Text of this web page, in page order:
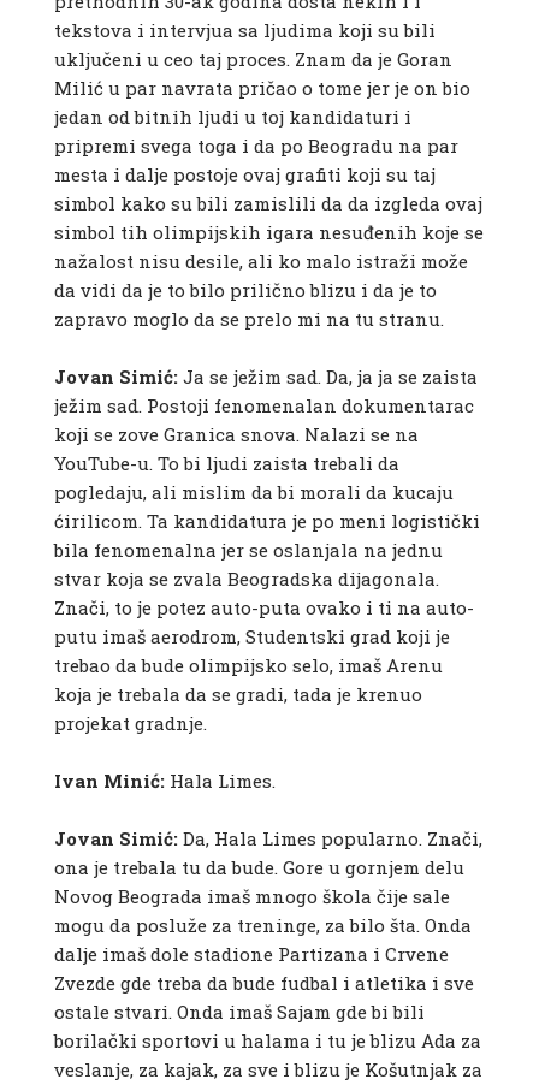
tekstova i intervjua sa ljudima koji su bili
uključeni u ceo taj proces. Znam da je Goran
Milić u par navrata pričao o tome jer je on bio
jedan od bitnih ljudi u toj kandidaturi i
pripremi svega toga i da po Beogradu na par
mesta i dalje postoje ovaj grafiti koji su taj
simbol kako su bili zamislili da da izgleda ovaj
simbol tih olimpijskih igara nesuđenih koje se
nažalost nisu desile, ali ko malo istraži može
da vidi da je to bilo prilično blizu i da je to
zapravo moglo da se prelo mi na tu stranu.
Jovan Simić:Ja se ježim sad. Da, ja ja se zaista
ježim sad. Postoji fenomenalan dokumentarac
koji se zove Granica snova. Nalazi se na
YouTube-u. To bi ljudi zaista trebali da
pogledaju, ali mislim da bi morali da kucaju
ćirilicom. Ta kandidatura je po meni logistički
bila fenomenalna jer se oslanjala na jednu
stvar koja se zvala Beogradska dijagonala.
Znači, to je potez auto-puta ovako i ti na auto-
putu imaš aerodrom, Studentski grad koji je
trebao da bude olimpijsko selo, imaš Arenu
koja je trebala da se gradi, tada je krenuo
projekat gradnje.
Ivan Minić:Hala Limes.
Jovan Simić:Da, Hala Limes popularno. Znači,
ona je trebala tu da bude. Gore u gornjem delu
Novog Beograda imaš mnogo škola čije sale
mogu da posluže za treninge, za bilo šta. Onda
dalje imaš dole stadione Partizana i Crvene
Zvezde gde treba da bude fudbal i atletika i sve
ostale stvari. Onda imaš Sajam gde bi bili
borilački sportovi u halama i tu je blizu Ada za
veslanje, za kajak, za sve i blizu je Košutnjak za